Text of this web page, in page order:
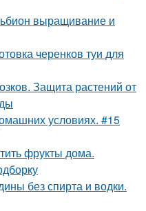
выращивание и
черенков туи для
Защита растений от
условиях. #15
фрукты дома.
без спирта и водки.